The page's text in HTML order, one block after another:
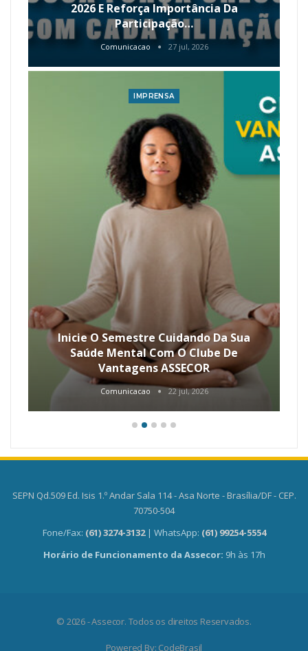
2026 E Reforça Importância Da
Participação…
Comunicacao 27 jul, 2026
IMPRENSA
Inicie O Semestre Cuidando Da Sua
Saúde Mental Com O Clube De
Vantagens ASSECOR
Comunicacao 22 jul, 2026
SEPN Qd.509 Ed. Isis 1.º Andar Sala 114 - Asa Norte - Brasília/DF - CEP.
70750-504
Fone/Fax: (61) 3274-3132 | WhatsApp: (61) 99254-5554
Horário de Funcionamento da Assecor: 9h às 17h
© 2026 - Assecor. Todos os direitos Reservados.
Powered By: CodeBrasil